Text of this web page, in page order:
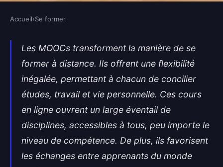
Les avantages des MOOCs pour
se former à distance
Accueil›Se former
Les MOOCs transforment la manière de se
former à distance. Ils offrent une flexibilité
inégalée, permettant à chacun de concilier
études, travail et vie personnelle. Ces cours
en ligne ouvrent un large éventail de
disciplines, accessibles à tous, peu importe le
niveau de compétence. De plus, ils favorisent
les échanges entre apprenants du monde